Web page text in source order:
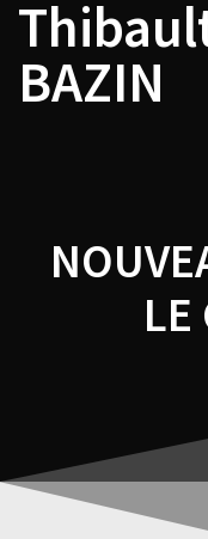
Skip
content
BAZIN
LE
Navigation
de